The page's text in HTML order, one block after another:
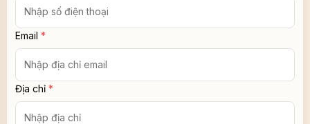
Email *
Địa chỉ *